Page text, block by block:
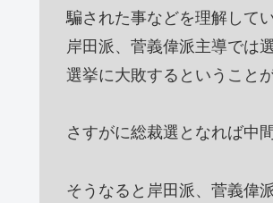
騙された事などを理解して
岸田派、菅義偉派主導では
選挙に大敗するということ
さすがに総裁選となれば中
そうなると岸田派、菅義偉